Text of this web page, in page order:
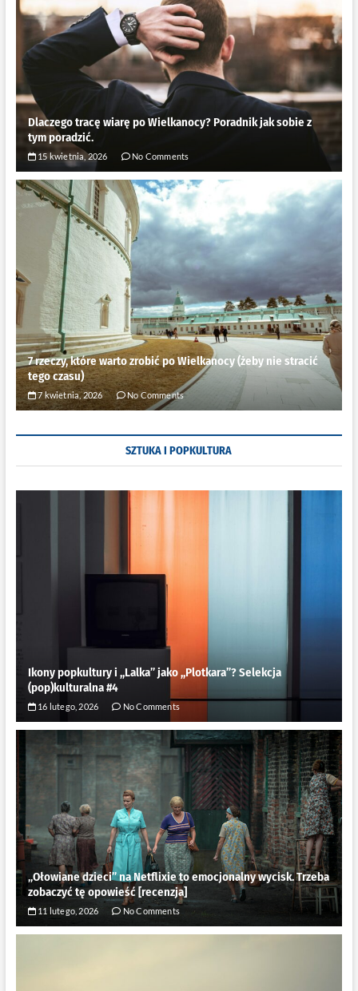
Dlaczego tracę wiarę po Wielkanocy? Poradnik jak sobie z
tym poradzić.
15 kwietnia, 2026 No Comments
7 rzeczy, które warto zrobić po Wielkanocy (żeby nie stracić
tego czasu)
7 kwietnia, 2026 No Comments
SZTUKA I POPKULTURA
Ikony popkultury i ,,Lalka” jako ,,Plotkara”? Selekcja
(pop)kulturalna #4
16 lutego, 2026 No Comments
„Ołowiane dzieci” na Netflixie to emocjonalny wycisk. Trzeba
zobaczyć tę opowieść [recenzja]
11 lutego, 2026 No Comments